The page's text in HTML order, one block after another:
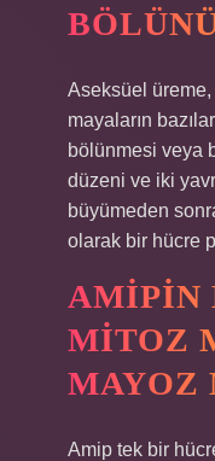
Aseksüel üreme,
mayaların
bölünmesi veya
düzeni ve iki
büyümeden
olarak bir hücre
AMIPIN
MITOZ
MAYOZ
Amip tek bir